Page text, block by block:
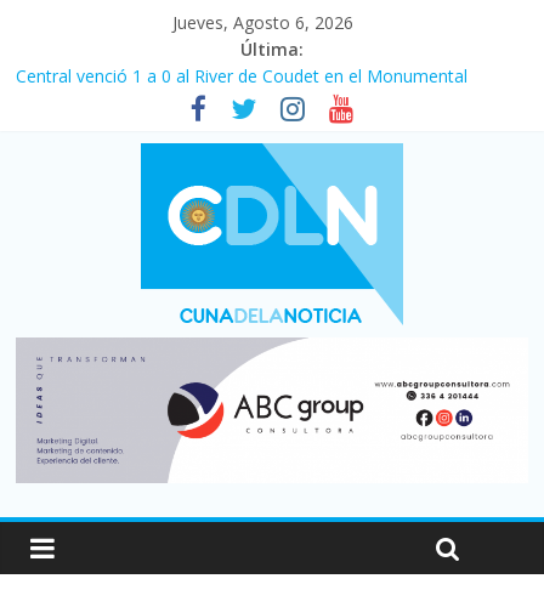
Jueves, Agosto 6, 2026
Última:
Central venció 1 a 0 al River de Coudet en el Monumental
La morosidad alcanzó su nivel más alto en dos décadas y ya
afecta a 400 mil deudores en Santa Fe
Desde que asumió Milei cerraron 41.000 kioscos: el sector
denuncia crisis como en 2001
Vacaciones de invierno con más movimiento y consumo
turístico: 4,6 millones de personas viajaron por el país, un 5,9%
Fuerte caída de la venta de autos usados en julio: bajó un 12,6%